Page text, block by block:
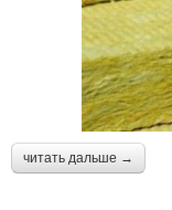
читать дальше →